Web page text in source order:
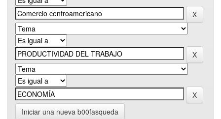
Iniciar una nueva b00fasqueda